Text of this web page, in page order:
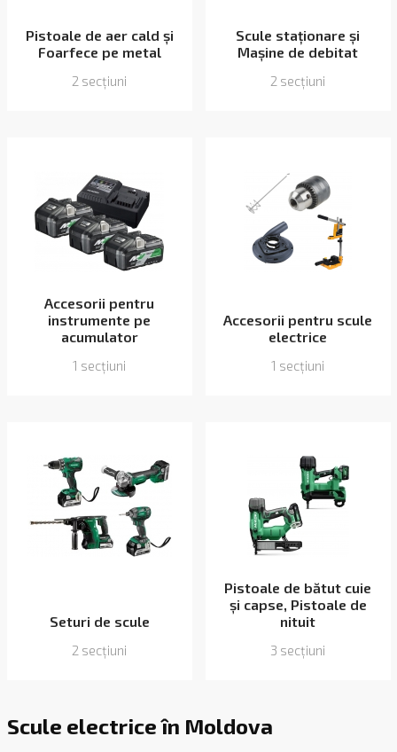
Pistoale de aer cald și
Foarfece pe metal
2 secțiuni
Scule staționare și
Mașine de debitat
2 secțiuni
Accesorii pentru
instrumente pe
acumulator
1 secțiuni
Accesorii pentru scule
electrice
1 secțiuni
Seturi de scule
2 secțiuni
Pistoale de bătut cuie
și capse, Pistoale de
nituit
3 secțiuni
Scule electrice în Moldova